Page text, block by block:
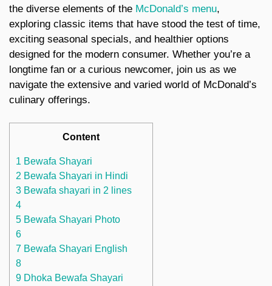
the diverse elements of the McDonald’s menu,
exploring classic items that have stood the test of time,
exciting seasonal specials, and healthier options
designed for the modern consumer. Whether you’re a
longtime fan or a curious newcomer, join us as we
navigate the extensive and varied world of McDonald’s
culinary offerings.
Content
1 Bewafa Shayari
2 Bewafa Shayari in Hindi
3 Bewafa shayari in 2 lines
4
5 Bewafa Shayari Photo
6
7 Bewafa Shayari English
8
9 Dhoka Bewafa Shayari